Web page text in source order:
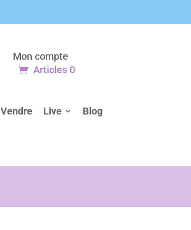
Mon compte
Articles 0
Vendre Live Blog